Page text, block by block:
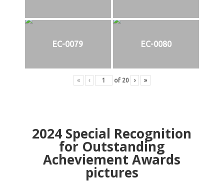
EC-0079 EC-0080
« ‹ of 20 › »
2024 Special Recognition
for Outstanding
Acheviement Awards
pictures